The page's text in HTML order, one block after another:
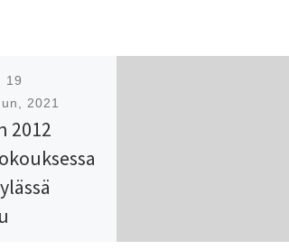
19
2021
2012